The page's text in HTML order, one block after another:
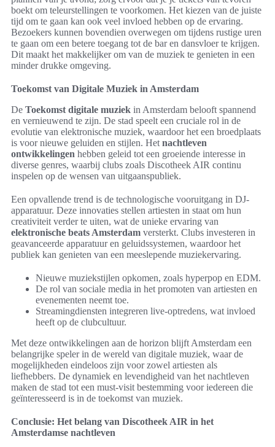
boekt om teleurstellingen te voorkomen. Het kiezen van de juiste
tijd om te gaan kan ook veel invloed hebben op de ervaring.
Bezoekers kunnen bovendien overwegen om tijdens rustige uren
te gaan om een betere toegang tot de bar en dansvloer te krijgen.
Dit maakt het makkelijker om van de muziek te genieten in een
minder drukke omgeving.
Toekomst van Digitale Muziek in Amsterdam
De Toekomst digitale muziek in Amsterdam belooft spannend
en vernieuwend te zijn. De stad speelt een cruciale rol in de
evolutie van elektronische muziek, waardoor het een broedplaats
is voor nieuwe geluiden en stijlen. Het nachtleven
ontwikkelingen hebben geleid tot een groeiende interesse in
diverse genres, waarbij clubs zoals Discotheek AIR continu
inspelen op de wensen van uitgaanspubliek.
Een opvallende trend is de technologische vooruitgang in DJ-
apparatuur. Deze innovaties stellen artiesten in staat om hun
creativiteit verder te uiten, wat de unieke ervaring van
elektronische beats Amsterdam versterkt. Clubs investeren in
geavanceerde apparatuur en geluidssystemen, waardoor het
publiek kan genieten van een meeslepende muziekervaring.
Nieuwe muziekstijlen opkomen, zoals hyperpop en EDM.
De rol van sociale media in het promoten van artiesten en
evenementen neemt toe.
Streamingdiensten integreren live-optredens, wat invloed
heeft op de clubcultuur.
Met deze ontwikkelingen aan de horizon blijft Amsterdam een
belangrijke speler in de wereld van digitale muziek, waar de
mogelijkheden eindeloos zijn voor zowel artiesten als
liefhebbers. De dynamiek en levendigheid van het nachtleven
maken de stad tot een must-visit bestemming voor iedereen die
geïnteresseerd is in de toekomst van muziek.
Conclusie: Het belang van Discotheek AIR in het
Amsterdamse nachtleven